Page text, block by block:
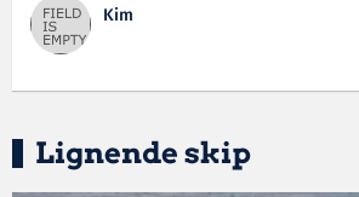
Kim
Lignende skip